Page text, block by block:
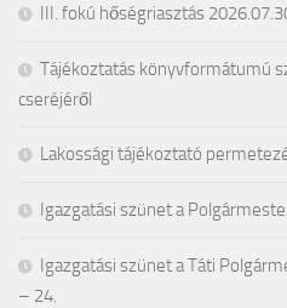
III. fokú hőségriasztás
Tájékoztatás könyvformátumú
cseréjéről
Lakossági tájékoztató
Igazgatási szünet a
Igazgatási szünet a Táti
– 24.